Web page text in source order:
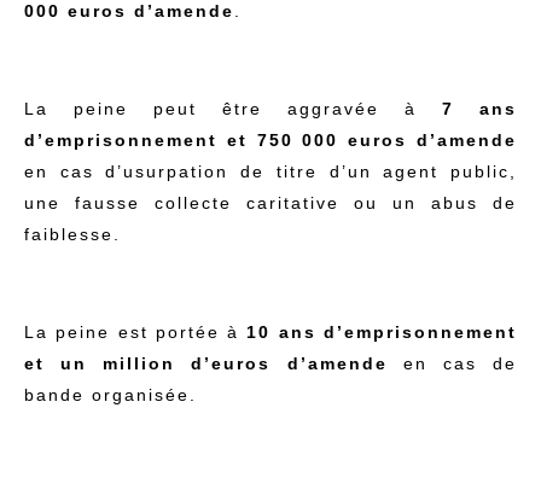
000 euros d’amende
La peine peut être aggravée à 7 ans
d’emprisonnement et 750 000 euros d’amende
en cas d’usurpation de titre d’un agent public,
une fausse collecte caritative ou un abus de
faiblesse.
La peine est portée à 10 ans d’emprisonnement
et un million d’euros d’amende en cas de
bande organisée.